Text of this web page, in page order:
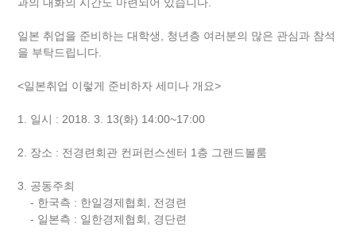
일본 취업을 준비하는 대학생, 청년층 여러분의 많은 관심과 참석
을 부탁드립니다.
<일본취업 이렇게 준비하자 세미나 개요>
1. 일시 : 2018. 3. 13(화) 14:00~17:00
2. 장소 : 전경련회관 컨퍼런스센터 1층 그랜드볼룸
3. 공동주최
- 한국측 : 한일경제협회, 전경련
- 일본측 : 일한경제협회, 경단련